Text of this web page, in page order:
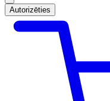
Autorizēties